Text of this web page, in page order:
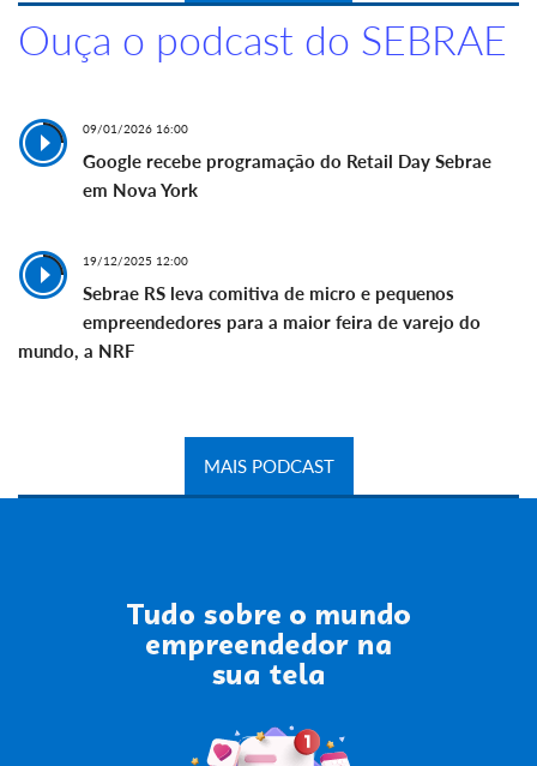
Ouça o podcast do SEBRAE
09/01/2026 16:00
Google recebe programação do Retail Day Sebrae
em Nova York
19/12/2025 12:00
Sebrae RS leva comitiva de micro e pequenos
empreendedores para a maior feira de varejo do
mundo, a NRF
MAIS PODCAST